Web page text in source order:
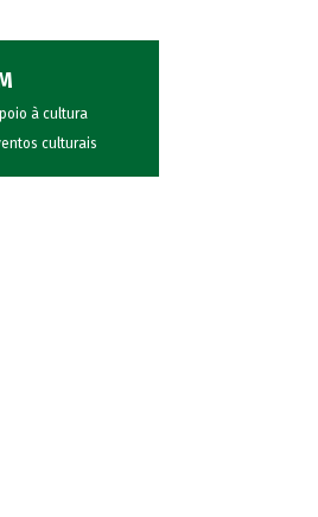
à cultura
culturais